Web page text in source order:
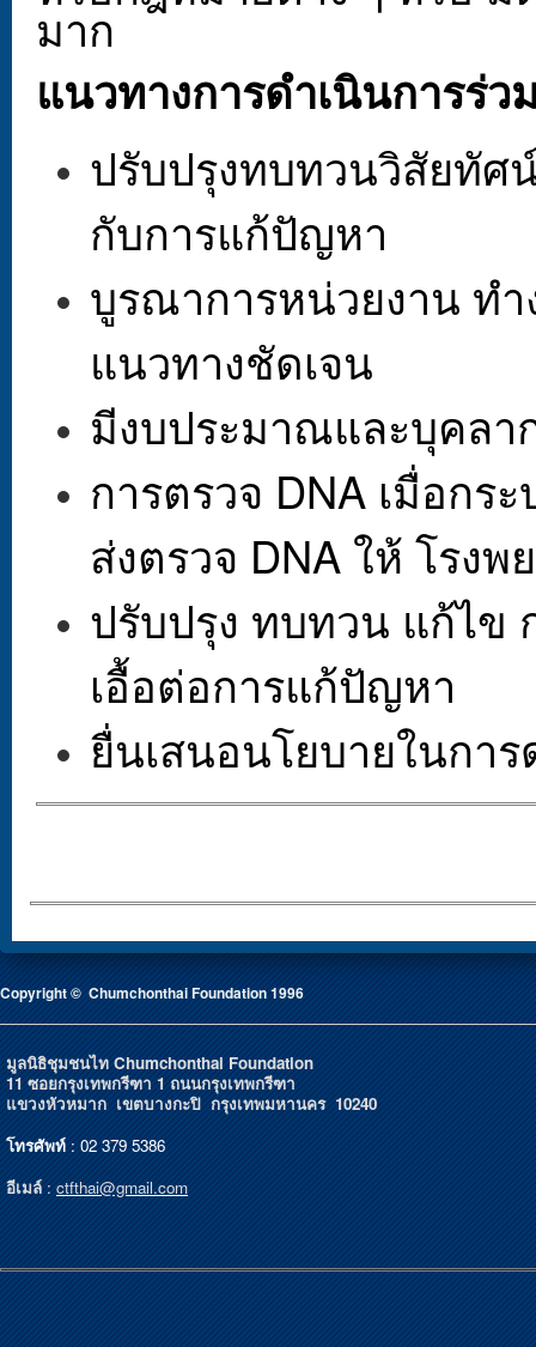
มาก
แนวทางการดำเนินการร่ว
ปรับปรุงทบทวนวิสัยทัศ
กับการแก้ปัญหา
บูรณาการหน่วยงาน ท
แนวทางชัดเจน
มีงบประมาณและบุคลา
การตรวจ DNA เมื่อกร
ส่งตรวจ DNA ให้ โรง
ปรับปรุง ทบทวน แก้ไข
เอื้อต่อการแก้ปัญหา
ยื่นเสนอนโยบายในกา
Copyright © Chumchonthai Foundation 1996
มูลนิธิชุมชนไท Chumchonthai Foundation
11 ซอยกรุงเทพกรีฑา 1 ถนนกรุงเทพกรีฑา
แขวงหัวหมาก เขตบางกะปิ กรุงเทพมหานคร 10240
โทรศัพท์ : 02 379 5386
อีเมล์ : ctfthai@gmail.com